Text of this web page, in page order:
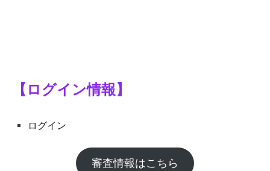
【ログイン情報】
ログイン
審査情報はこちら